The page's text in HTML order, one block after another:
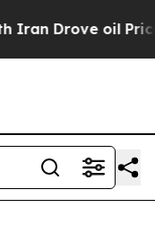
Drove oil Prices